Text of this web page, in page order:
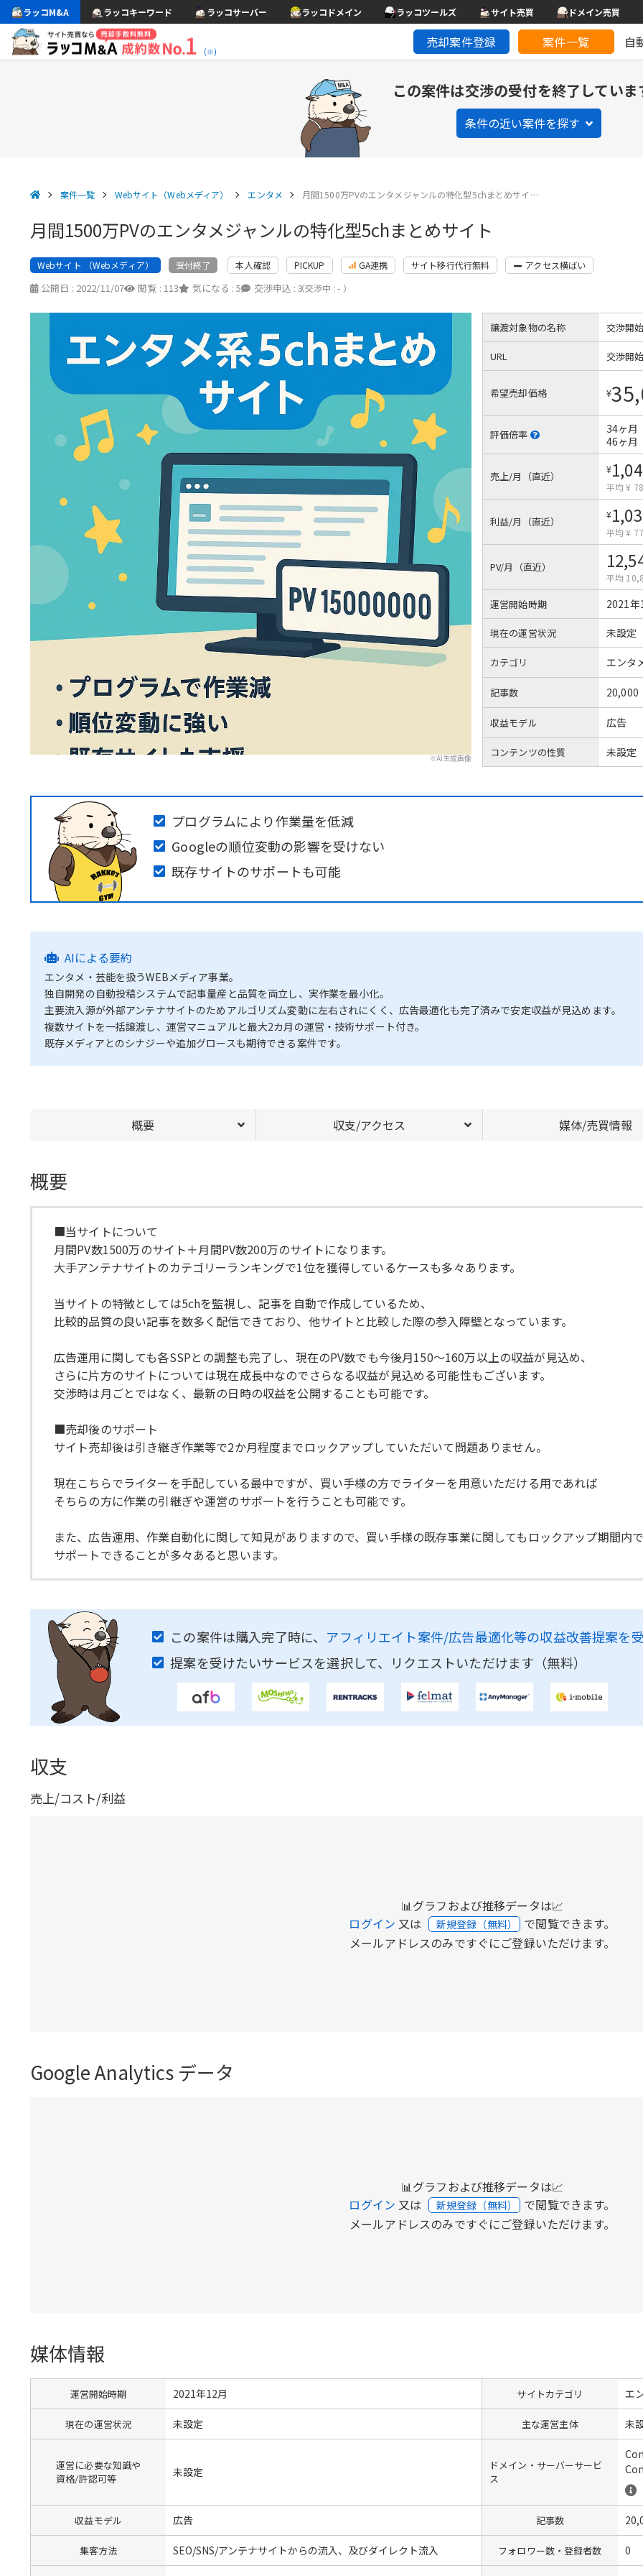
ラッコM&A ラッコキーワード ラッコサーバー ラッコドメイン ラッコツールズ サイト売買 ドメイン売買
(※)
売却案件登録 案件一覧 自
この案件は交渉の受付を終了していま
条件の近い案件を探す
案件一覧 Webサイト（Webメディア） エンタメ 月間1500万PVのエンタメジャンルの特化型5chまとめサイ…
月間1500万PVのエンタメジャンルの特化型5chまとめサイト
Webサイト （Webメディア） 受付終了 本人確認 PICKUP GA連携 サイト移行代行無料 アクセス横ばい
公開日 : 2022/11/07 閲覧 : 113 気になる :5 交渉申込 :3
（交渉中 : - ）
※AI生成画像
譲渡対象物の名称 交渉開
URL 交渉開
希望売却価格 ¥
評価倍率 34ヶ月
46ヶ月
売上/月（直近）
¥
平均 ¥
利益/月（直近）
¥
平均 ¥
PV/月（直近）
平均
運営開始時期 2021年
現在の運営状況 未設定
カテゴリ エンタ
記事数 20,000
収益モデル 広告
コンテンツの性質 未設定
プログラムにより作業量を低減
Googleの順位変動の影響を受けない
既存サイトのサポートも可能
AIによる要約
エンタメ・芸能を扱うWEBメディア事業。
独自開発の自動投稿システムで記事量産と品質を両立し、実作業を最小化。
主要流入源が外部アンテナサイトのためアルゴリズム変動に左右されにくく、広告最適化も完了済みで安定収益が見込めます。
複数サイトを一括譲渡し、運営マニュアルと最大2カ月の運営・技術サポート付き。
既存メディアとのシナジーや追加グロースも期待できる案件です。
概要 収支/アクセス 媒体/売買情報
概要
■当サイトについて
月間PV数1500万のサイト＋月間PV数200万のサイトになります。
大手アンテナサイトのカテゴリーランキングで1位を獲得しているケースも多々あります。
当サイトの特徴としては5chを監視し、記事を自動で作成しているため、
比較的品質の良い記事を数多く配信できており、他サイトと比較した際の参入障壁となっています。
広告運用に関しても各SSPとの調整も完了し、現在のPV数でも今後月150～160万以上の収益が見込め、
さらに片方のサイトについては現在成長中なのでさらなる収益が見込める可能性もございます。
交渉時は月ごとではなく、最新の日時の収益を公開することも可能です。
■売却後のサポート
サイト売却後は引き継ぎ作業等で2か月程度までロックアップしていただいて問題ありません。
現在こちらでライターを手配している最中ですが、買い手様の方でライターを用意いただける用であれば
そちらの方に作業の引継ぎや運営のサポートを行うことも可能です。
また、広告運用、作業自動化に関して知見がありますので、買い手様の既存事業に関してもロックアップ期間内
サポートできることが多々あると思います。
この案件は購入完了時に、 アフィリエイト案件/広告最適化等の収益改善提案を
提案を受けたいサービスを選択して、リクエストいただけます（無料）
収支
売上/コスト/利益
📊グラフおよび推移データは📈
ログイン 又は 新規登録（無料） で閲覧できます。
メールアドレスのみですぐにご登録いただけます。
Google Analytics データ
📊グラフおよび推移データは📈
ログイン 又は 新規登録（無料） で閲覧できます。
メールアドレスのみですぐにご登録いただけます。
媒体情報
運営開始時期 2021年12月 サイトカテゴリ エ
現在の運営状況 未設定 主な運営主体 未
運営に必要な知識や
資格/許認可等
未設定
ドメイン・サーバーサービ
ス
収益モデル 広告 記事数
集客方法 SEO/SNS/アンテナサイトからの流入、及びダイレクト流入 フォロワー数・登録者数 0